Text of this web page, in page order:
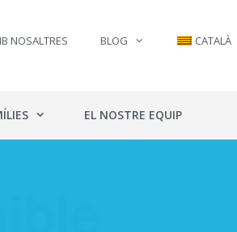
NOSALTRES BLOG CATALÀ
EL NOSTRE EQUIP